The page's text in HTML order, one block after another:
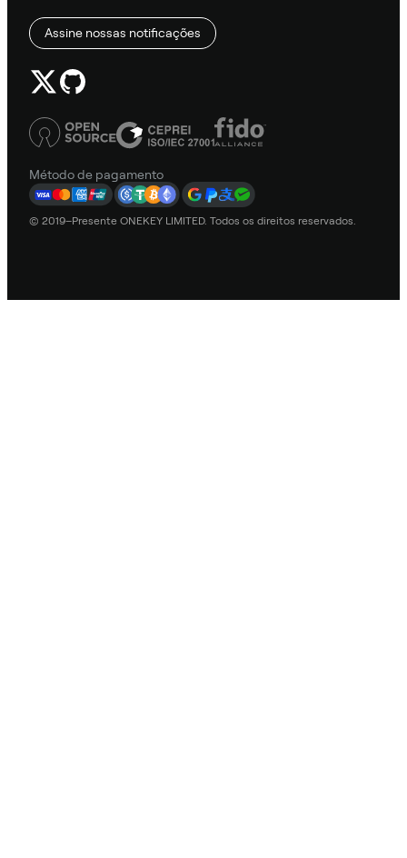
Assine nossas notificações
Método de pagamento
© 2019–Presente ONEKEY LIMITED. Todos os direitos reservados.